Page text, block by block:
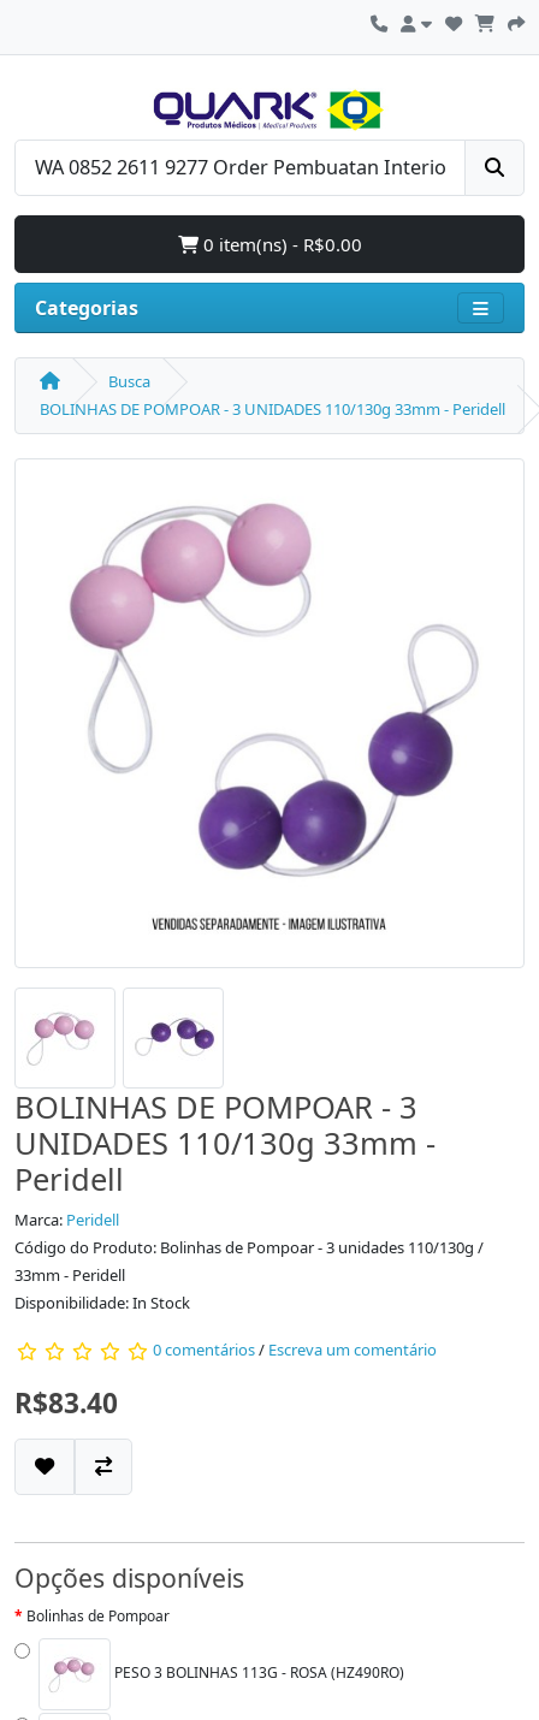
0 item(ns) - R$0.00
Categorias
Busca
BOLINHAS DE POMPOAR - 3 UNIDADES 110/130g 33mm - Peridell
BOLINHAS DE POMPOAR - 3
UNIDADES 110/130g 33mm -
Peridell
Marca: Peridell
Código do Produto: Bolinhas de Pompoar - 3 unidades 110/130g /
33mm - Peridell
Disponibilidade: In Stock
0 comentários/ Escreva um comentário
R$83.40
Opções disponíveis
Bolinhas de Pompoar
PESO 3 BOLINHAS 113G - ROSA (HZ490RO)